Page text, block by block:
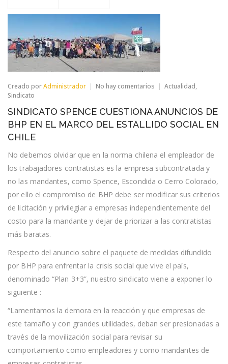
Creado porAdministrador No hay comentarios en
CUESTIONA
ANUNCIOS
DE
EL
MARCO
DEL
ESTALLIDO
EN
CHILE
Actualidad,
Sindicato
SINDICATO SPENCE CUESTIONA ANUNCIOS DE
BHP EN EL MARCO DEL ESTALLIDO SOCIAL EN
CHILE
No debemos olvidar que en la norma chilena el empleador de
los trabajadores contratistas es la empresa subcontratada y
no las mandantes, como Spence, Escondida o Cerro Colorado,
por ello el compromiso de BHP debe ser modificar sus criterios
de licitación y privilegiar a empresas independientemente del
costo para la mandante y dejar de priorizar a las contratistas
más baratas.
Respecto del anuncio sobre el paquete de medidas difundido
por BHP para enfrentar la crisis social que vive el país,
denominado “Plan 3+3”, nuestro sindicato viene a exponer lo
siguiente :
“Lamentamos la demora en la reacción y que empresas de
este tamaño y con grandes utilidades, deban ser presionadas a
través de la movilización social para revisar su
comportamiento como empleadores y como mandantes de